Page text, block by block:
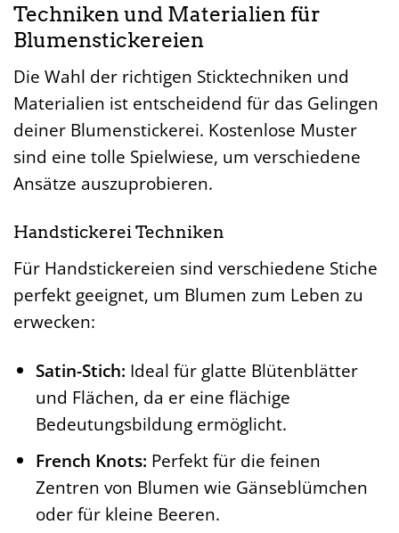
Techniken und Materialien für
Blumenstickereien
Die Wahl der richtigen Sticktechniken und
Materialien ist entscheidend für das Gelingen
deiner Blumenstickerei. Kostenlose Muster
sind eine tolle Spielwiese, um verschiedene
Ansätze auszuprobieren.
Handstickerei Techniken
Für Handstickereien sind verschiedene Stiche
perfekt geeignet, um Blumen zum Leben zu
erwecken:
Satin-Stich: Ideal für glatte Blütenblätter
und Flächen, da er eine flächige
Bedeutungsbildung ermöglicht.
French Knots: Perfekt für die feinen
Zentren von Blumen wie Gänseblümchen
oder für kleine Beeren.